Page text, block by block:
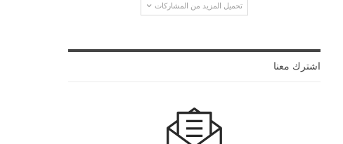
تحميل المزيد من المشاركات
اشترك معنا